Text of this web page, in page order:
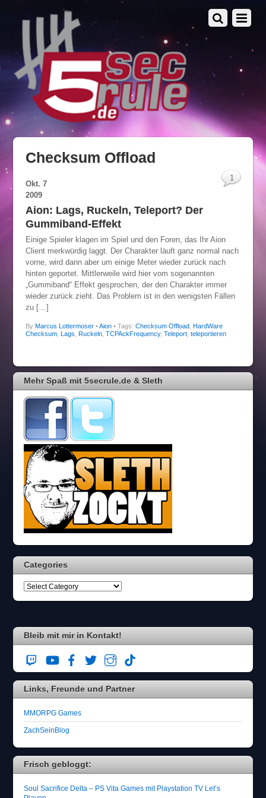
Checksum Offload
Okt. 7
2009
Aion: Lags, Ruckeln, Teleport? Der
Gummiband-Effekt
Einige Spieler klagen im Spiel und den Foren, das Ihr Aion
Client merkwürdig laggt. Der Charakter läuft ganz normal nach
vorne, wird dann aber um einige Meter wieder zurück nach
hinten geportet. Mittlerweile wird hier vom sogenannten
„Gummiband“ Effekt gesprochen, der den Charakter immer
wieder zurück zieht. Das Problem ist in den wenigsten Fällen
zu […]
By Marcus Lottermoser• Aion
1
• Tags: Checksum Offload, HardWare
Checksum, Lags Ruckeln, TCPAckFrequency, Teleport, teleportieren
Mehr Spaß mit 5secrule.de & Sleth
Categories
Bleib mit mir in Kontakt!
Links, Freunde und Partner
MMORPG Games
ZachSeinBlog
Frisch gebloggt:
Soul Sacrifice Delta – PS Vita Games mit Playstation TV Let’s